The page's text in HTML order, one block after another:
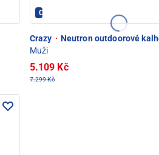
Crazy - PEC POD SNĚŽKOU
Crazy · Neutron outdoorové
Muži
5.109 Kč
7.299 Kč